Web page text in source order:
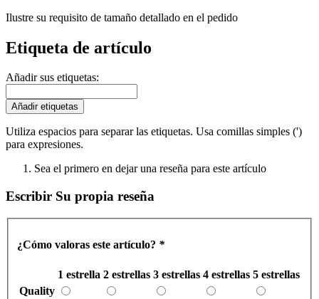
Ilustre su requisito de tamaño detallado en el pedido
Etiqueta de artículo
Añadir sus etiquetas:
Añadir etiquetas
Utiliza espacios para separar las etiquetas. Usa comillas simples (')
para expresiones.
Sea el primero en dejar una reseña para este artículo
Escribir Su propia reseña
¿Cómo valoras este artículo? *
1 estrella 2 estrellas 3 estrellas 4 estrellas 5 estrellas
Quality